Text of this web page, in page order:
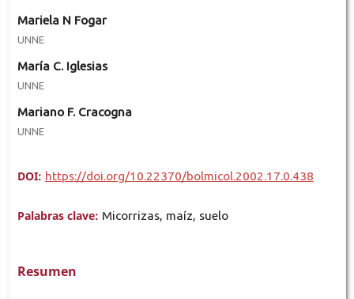
Mariela N Fogar
UNNE
María C. Iglesias
UNNE
Mariano F. Cracogna
UNNE
DOI: https://doi.org/10.22370/bolmicol.2002.17.0.438
Palabras clave: Micorrizas, maíz, suelo
Resumen